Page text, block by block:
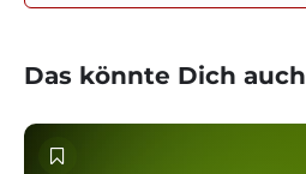
Das könnte Dich